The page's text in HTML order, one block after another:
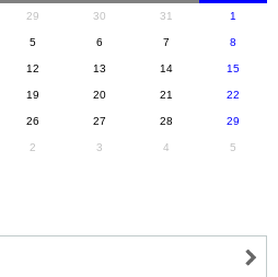
29 30 31 1
5 6 7 8
12 13 14 15
19 20 21 22
26 27 28 29
2 3 4 5